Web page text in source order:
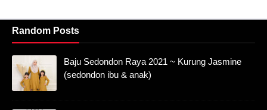
Random Posts
Baju Sedondon Raya 2021 ~ Kurung Jasmine
(sedondon ibu & anak)